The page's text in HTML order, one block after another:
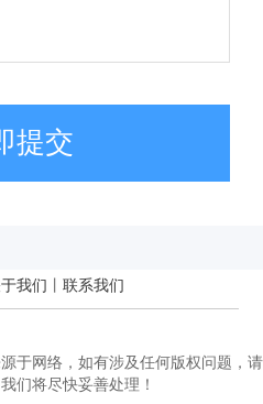
提交
我们 联系我们
于网络，如有涉及任何版权问题，请
们将尽快妥善处理！